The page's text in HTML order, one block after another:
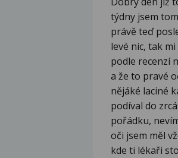
týdny jsem
právě teď
levé nic, tak
podle recenzí
a že to pravé
nějáké laciné
podíval do
pořádku,
oči jsem měl
kde ti lékaři